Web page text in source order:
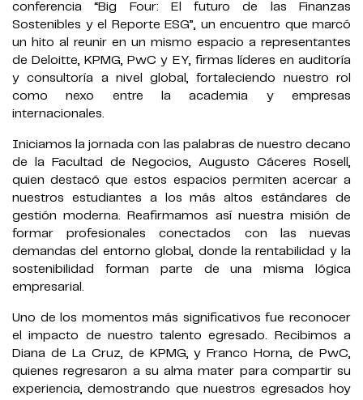
conferencia “Big Four: El futuro de las Finanzas
Sostenibles y el Reporte ESG”, un encuentro que marcó
un hito al reunir en un mismo espacio a representantes
de Deloitte, KPMG, PwC y EY, firmas líderes en auditoría
y consultoría a nivel global, fortaleciendo nuestro rol
como nexo entre la academia y empresas
internacionales.
Iniciamos la jornada con las palabras de nuestro decano
de la Facultad de Negocios, Augusto Cáceres Rosell,
quien destacó que estos espacios permiten acercar a
nuestros estudiantes a los más altos estándares de
gestión moderna. Reafirmamos así nuestra misión de
formar profesionales conectados con las nuevas
demandas del entorno global, donde la rentabilidad y la
sostenibilidad forman parte de una misma lógica
empresarial.
Uno de los momentos más significativos fue reconocer
el impacto de nuestro talento egresado. Recibimos a
Diana de La Cruz, de KPMG, y Franco Horna, de PwC,
quienes regresaron a su alma mater para compartir su
experiencia, demostrando que nuestros egresados hoy